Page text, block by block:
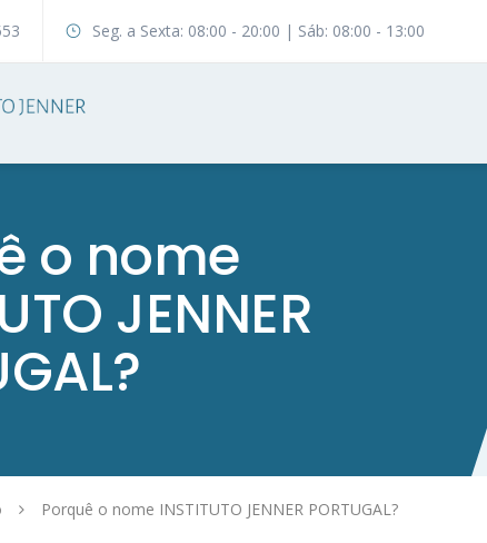
Seg. a Sexta: 08:00 - 20:00 | Sáb: 08:00 - 13:00
o nome
JENNER
Porquê o nome INSTITUTO JENNER PORTUGAL?